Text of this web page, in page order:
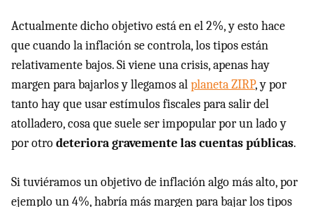
Actualmente dicho objetivo está en el 2%, y esto hace
que cuando la inflación se controla, los tipos están
relativamente bajos. Si viene una crisis, apenas hay
margen para bajarlos y llegamos alplaneta ZIRP, y por
tanto hay que usar estímulos fiscales para salir del
atolladero, cosa que suele ser impopular por un lado y
por otrodeteriora gravemente las cuentas públicas.
Si tuviéramos un objetivo de inflación algo más alto, por
ejemplo un 4%, habría más margen para bajar los tipos